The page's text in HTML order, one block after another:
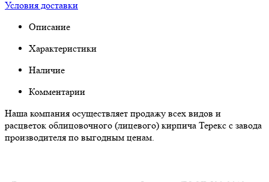
Условия доставки
Описание
Характеристики
Наличие
Комментарии
Наша компания осуществляет продажу всех видов и
расцветок облицовочного (лицевого) кирпича Терекс с завода
производителя по выгодным ценам.